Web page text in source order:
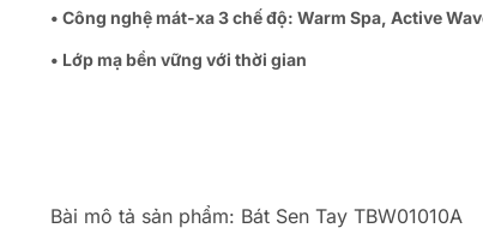
• Công nghệ mát-xa 3 chế độ: Warm Spa, Active
• Lớp mạ bền vững với thời gian
Bài mô tả sản phẩm: Bát Sen Tay TBW01010A